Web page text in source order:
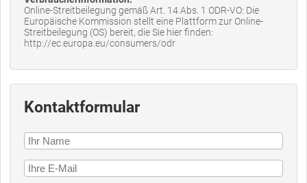
Online-Streitbeilegung gemäß Art. 14 Abs. 1 ODR-VO: Die
Europäische Kommission stellt eine Plattform zur Online-
Streitbeilegung (OS) bereit, die Sie hier finden:
http://ec.europa.eu/consumers/odr
Kontaktformular